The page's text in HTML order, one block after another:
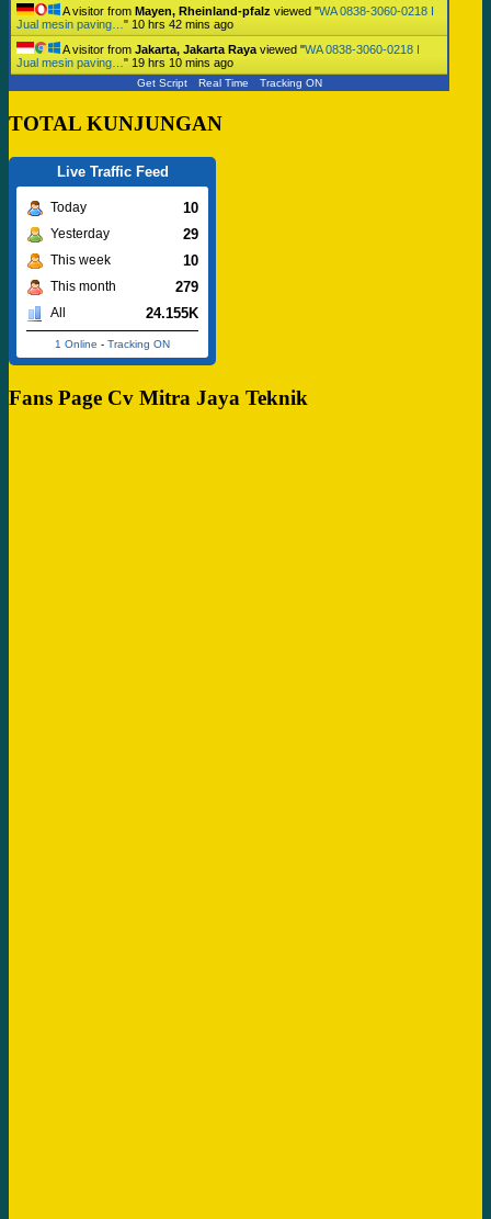
A visitor from Mayen, Rheinland-pfalz viewed "WA 0838-3060-0218 I
Jual mesin paving… " 10 hrs 42 mins ago
A visitor from Jakarta, Jakarta Raya viewed "WA 0838-3060-0218 I
Jual mesin paving… " 19 hrs 10 mins ago
Get Script Real Time Tracking ON
TOTAL KUNJUNGAN
Live Traffic Feed
Today 10
Yesterday 29
This week 10
This month 279
All 24.155K
1 Online - Tracking ON
Fans Page Cv Mitra Jaya Teknik